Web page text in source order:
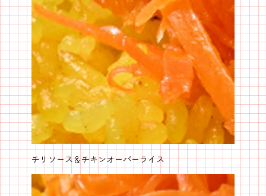
チリソース＆チキンオーバーライス